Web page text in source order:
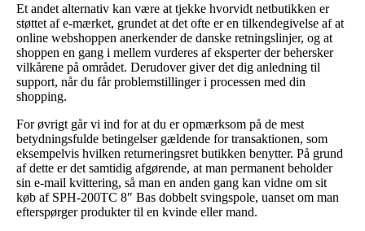
Et andet alternativ kan være at tjekke hvorvidt netbutikken er
støttet af e-mærket, grundet at det ofte er en tilkendegivelse af at
online webshoppen anerkender de danske retningslinjer, og at
shoppen en gang i mellem vurderes af eksperter der behersker
vilkårene på området. Derudover giver det dig anledning til
support, når du får problemstillinger i processen med din
shopping.
For øvrigt går vi ind for at du er opmærksom på de mest
betydningsfulde betingelser gældende for transaktionen, som
eksempelvis hvilken returneringsret butikken benytter. På grund
af dette er det samtidig afgørende, at man permanent beholder
sin e-mail kvittering, så man en anden gang kan vidne om sit
køb af SPH-200TC 8″ Bas dobbelt svingspole, uanset om man
efterspørger produkter til en kvinde eller mand.